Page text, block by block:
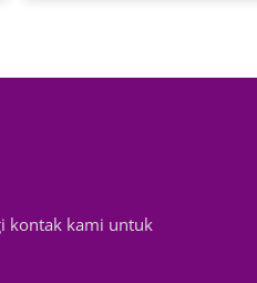
kontak kami untuk